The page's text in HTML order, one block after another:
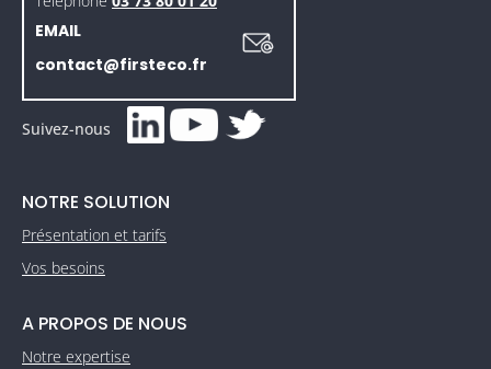
EMAIL
contact@firsteco.fr
Suivez-nous
NOTRE SOLUTION
Présentation et tarifs
Vos besoins
A PROPOS DE NOUS
Notre expertise